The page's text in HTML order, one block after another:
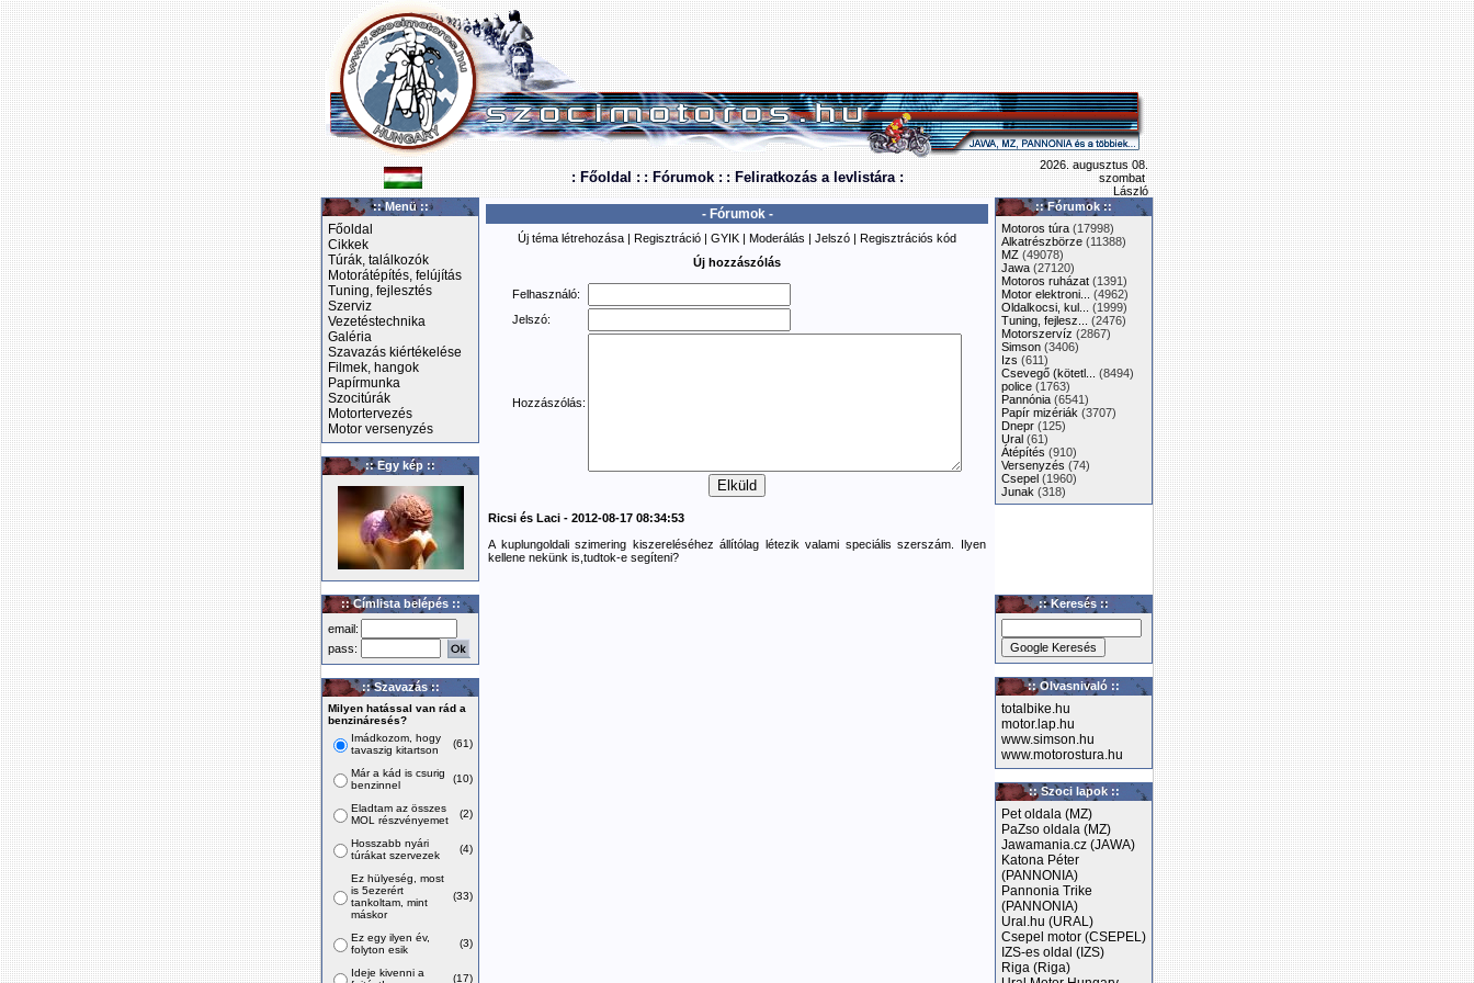
: Főoldal : : Fórumok : : Feliratkozás a levlistára :
2026. augusztus 08.
szombat
László
:: Menü ::
Főoldal
Cikkek
Túrák, találkozók
Motorátépítés, felújítás
Tuning, fejlesztés
Szerviz
Vezetéstechnika
Galéria
Szavazás kiértékelése
Filmek, hangok
Papírmunka
Szocitúrák
Motortervezés
Motor versenyzés
:: Egy kép ::
:: Címlista belépés ::
email:
pass:
:: Szavazás ::
Milyen hatással van rád a
benzináresés?
Imádkozom, hogy
tavaszig kitartson
(61)
Már a kád is csurig
benzinnel
(10)
Eladtam az összes
MOL részvényemet
(2)
Hosszabb nyári
túrákat szervezek
(4)
Ez hülyeség, most
is 5ezerért
tankoltam, mint
máskor
(33)
Ez egy ilyen év,
folyton esik
(3)
Ideje kivenni a
(17)
- Fórumok -
Új téma létrehozása | Regisztráció | GYIK | Moderálás | Jelszó | Regisztrációs kód
Új hozzászólás
Felhasználó:
Jelszó:
Hozzászólás:
Ricsi és Laci - 2012-08-17 08:34:53
A kuplungoldali szimering kiszereléséhez állítólag létezik valami speciális szerszám. Ilyen
kellene nekünk is,tudtok-e segíteni?
:: Fórumok ::
Motoros túra (17998)
Alkatrészbörze (11388)
MZ (49078)
Jawa (27120)
Motoros ruházat (1391)
Motor elektroni...
(4962)
Oldalkocsi, kul...
(1999)
Tuning, fejlesz...
(2476)
Motorszervíz (2867)
Simson (3406)
Izs (611)
Csevegő (kötetl...
(8494)
police (1763)
Pannónia (6541)
Papír mizériák (3707)
Dnepr (125)
Ural (61)
Átépítés (910)
Versenyzés (74)
Csepel (1960)
Junak (318)
:: Keresés ::
:: Olvasnivaló ::
totalbike.hu
motor.lap.hu
www.simson.hu
www.motorostura.hu
:: Szoci lapok ::
Pet oldala (MZ)
PaZso oldala (MZ)
Jawamania.cz (JAWA)
Katona Péter
(PANNONIA)
Pannonia Trike
(PANNONIA)
Ural.hu (URAL)
Csepel motor (CSEPEL)
IZS-es oldal (IZS)
Riga (Riga)